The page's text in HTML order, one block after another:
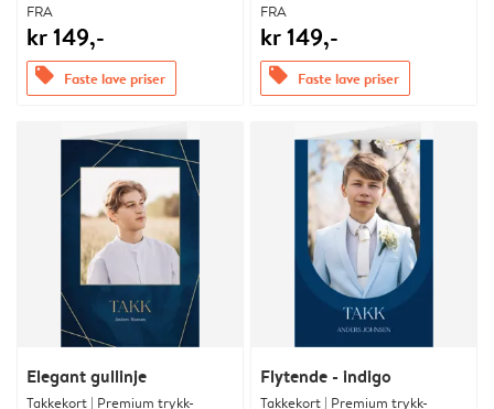
FRA
kr 149,-
offers Faste lave priser
FRA
kr 149,-
offers Faste lave priser
Elegant gullinje
Takkekort | Premium trykk-
Flytende - indigo
Takkekort | Premium trykk-